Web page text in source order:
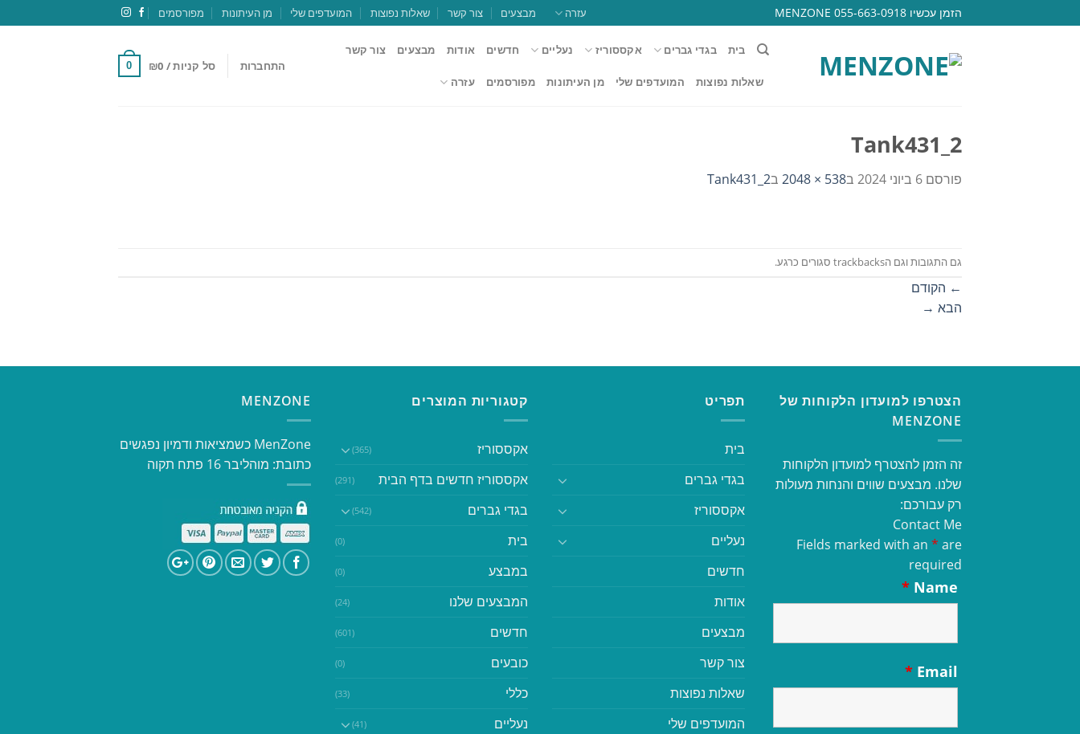
to
הזמן עכשיו 055-663-0918 MENZONE עזרה מבצעים צור קשר שאלות נפוצות המועדפים שלי מן העיתונות מפורסמים
בית בגדי גברים אקססוריז נעליים חדשים אודות מבצעים צור קשר
שאלות נפוצות המועדפים שלי מן העיתונות מפורסמים עזרה
התחברות סל קניות / ₪0
0
Tank431_2
פורסם 6 ביוני 2024 ב538 × 2048 בTank431_2
גם התגובות וגם הtrackbacks סגורים כרגע.
← הקודם
הבא →
הצטרפו למועדון הלקוחות של
MENZONE
זה הזמן להצטרף למועדון הלקוחות
שלנו. מבצעים שווים והנחות מעולות
רק עבורכם:
Contact Me
Fields marked with an * are
required
Name
*
Email
*
תפריט
בית
בגדי גברים
אקססוריז
נעליים
חדשים
אודות
מבצעים
צור קשר
שאלות נפוצות
המועדפים שלי
קטגוריות המוצרים
אקססוריז (365)
אקססוריז חדשים בדף הבית (291)
בגדי גברים (542)
בית (0)
במבצע (0)
המבצעים שלנו (24)
חדשים (601)
כובעים (0)
כללי (33)
נעליים (41)
MENZONE
​​MenZone כשמציאות ודמיון נפגשים​
כתובת: מוהליבר 16 פתח תקוה